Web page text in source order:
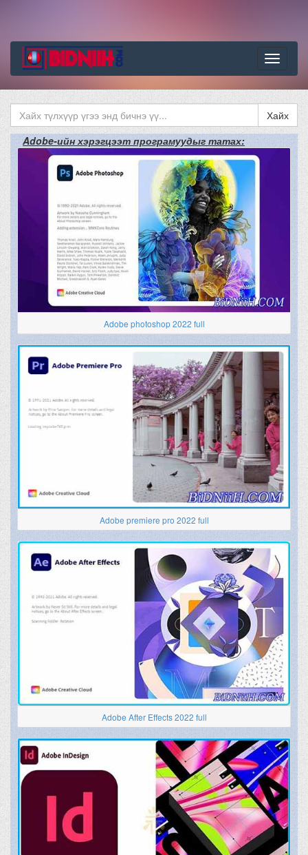
Цэс
Хайх
Adobe-ийн хэрэгцээт програмуудыг татах:
Adobe photoshop 2022 full
Adobe premiere pro 2022 full
Adobe After Effects 2022 full